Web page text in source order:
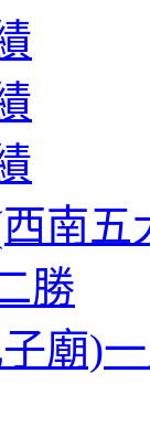
南五
勝
廟)